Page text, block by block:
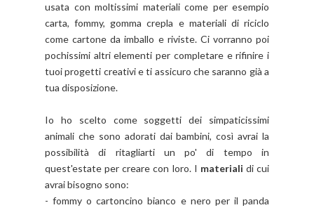
usata con moltissimi materiali come per esempio
carta, fommy, gomma crepla e materiali di riciclo
come cartone da imballo e riviste. Ci vorranno poi
pochissimi altri elementi per completare e rifinire i
tuoi progetti creativi e ti assicuro che saranno già a
tua disposizione.
Io ho scelto come soggetti dei simpaticissimi
animali che sono adorati dai bambini, così avrai la
possibilità di ritagliarti un po' di tempo in
quest'estate per creare con loro. I materiali di cui
avrai bisogno sono:
- fommy o cartoncino bianco e nero per il panda